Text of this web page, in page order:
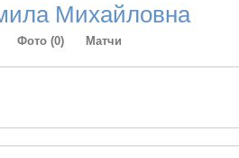
Михайловна
Фото (0) Матчи